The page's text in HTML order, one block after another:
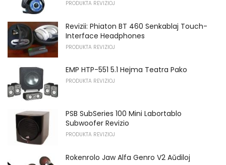
PRODUKTA REVIZIOJ
Revizii: Phiaton BT 460 Senkablaj Touch-
Interface Headphones
PRODUKTA REVIZIOJ
EMP HTP-551 5.1 Hejma Teatra Pako
PRODUKTA REVIZIOJ
PSB SubSeries 100 Mini Labortablo
Subwoofer Revizio
PRODUKTA REVIZIOJ
Rokenrolo Jaw Alfa Genro V2 Aŭdiloj